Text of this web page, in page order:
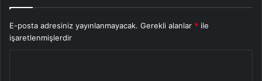
E-posta adresiniz yayınlanmayacak. Gerekli alanlar * ile
işaretlenmişlerdir